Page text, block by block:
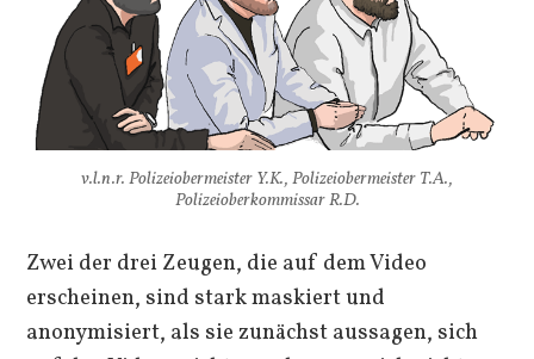
v.l.n.r. Polizeiobermeister Y.K., Polizeiobermeister T.A.,
Polizeioberkommissar R.D.
Zwei der drei Zeugen, die auf dem Video
erscheinen, sind stark maskiert und
anonymisiert, als sie zunächst aussagen, sich